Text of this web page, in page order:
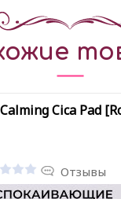
Cica Pad
Отзывы